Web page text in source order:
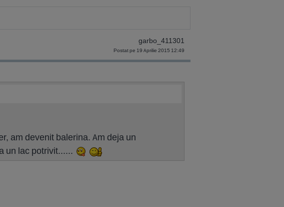
garbo_411301
Postat pe 19 Aprilie 2015 12:49
am devenit balerina. Am deja un
un lac potrivit......